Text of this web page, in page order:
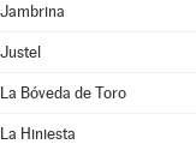
Jambrina
Justel
La Bóveda de Toro
La Hiniesta